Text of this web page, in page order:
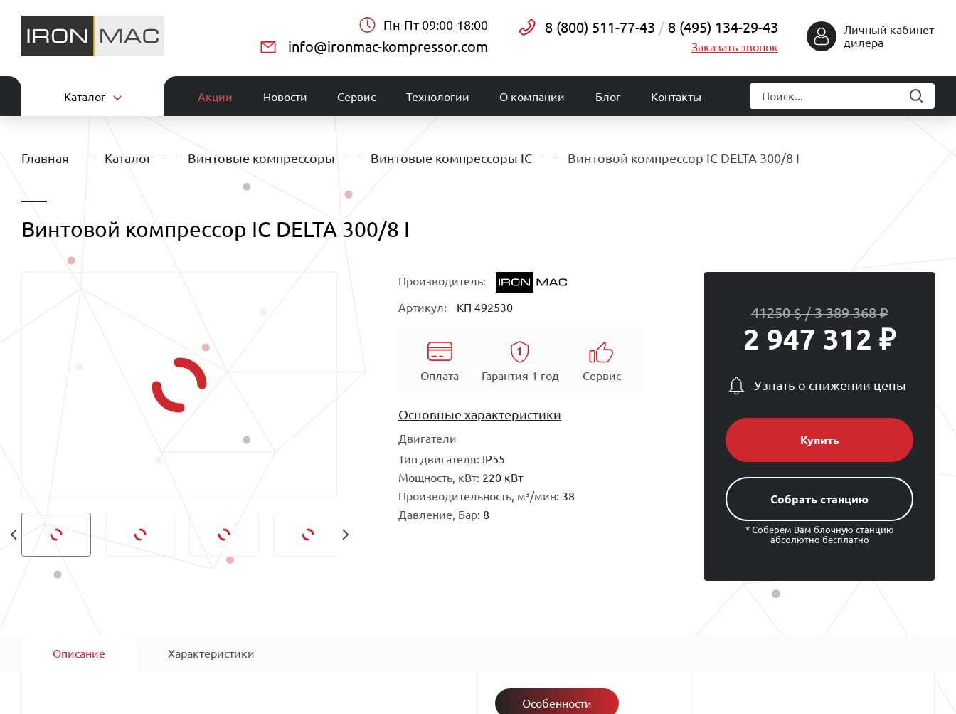
Пн-Пт 09:00-18:00
info@ironmac-kompressor.com
8 (800) 511-77-43 8 (495) 134-29-43
Заказать звонок
Личный кабинет
дилера
Каталог Акции Новости Сервис Технологии О компании Блог Контакты
Главная Каталог Винтовые компрессоры Винтовые компрессоры IC Винтовой компрессор IC DELTA 300/8 I
Винтовой компрессор IC DELTA 300/8 I
Производитель:
Артикул: КП 492530
Оплата Гарантия 1 год Сервис
Основные характеристики
Двигатели
Тип двигателя: IP55
Мощность, кВт: 220 кВт
Производительность, м³/мин: 38
Давление, Бар: 8
41250 $ / 3 389 368 ₽
2 947 312 ₽
Узнать о снижении цены
Купить
Cобрать станцию
* Соберем Вам блочную станцию
абсолютно бесплатно
Описание Характеристики
Особенности